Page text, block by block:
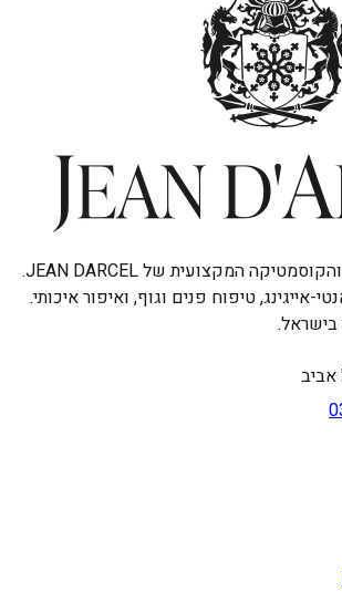
גלו את מוצרי הטיפוח והקוסמטיקה המקצועית של JEAN DARCEL.
אייגינג, טיפוח פנים וגוף, ואיפור איכותי.
בישראל.